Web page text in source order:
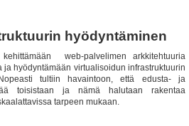
hyödyntäminen
web-palvelimen arkkitehtuuria
hyödyntämään virtualisoidun infrastruktuurin
tultiin havaintoon, että edusta- ja
toisistaan ja nämä halutaan rakentaa
tarpeen mukaan.